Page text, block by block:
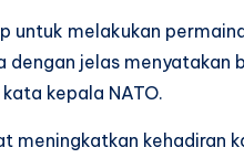
untuk melakukan
dengan jelas menyatakan
kepala NATO.
meningkatkan kehadiran